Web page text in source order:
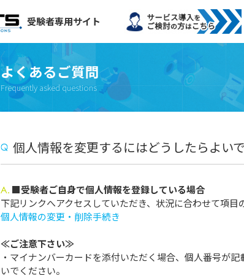
受験者専用サイト
よくあるご質問
Frequently asked questions
個人情報を変更するにはどうしたらよい
■受験者ご自身で個人情報を登録している場合
下記リンクへアクセスしていただき、状況に合わせて項目
個人情報の変更・削除手続き
≪ご注意下さい≫
・マイナンバーカードを添付いただく場合、個人番号が
いでください。